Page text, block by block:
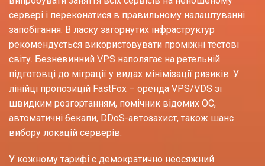
сервері і переконатися в правильному налаштуванні
запобігання. В ласку загорнутих інфраструктур
рекомендується використовувати проміжні тестові
світу. Безневинний VPS наполягає на ретельній
підготовці до міграції у видах мінімізації ризиків. У
лінійці пропозицій FastFox – оренда VPS/VDS зі
швидким розгортанням, помічник відомих ОС,
автоматичні бекапи, DDoS-автозахист, також шанс
вибору локацій серверів.
У кожному тарифі є демократично неосяжний